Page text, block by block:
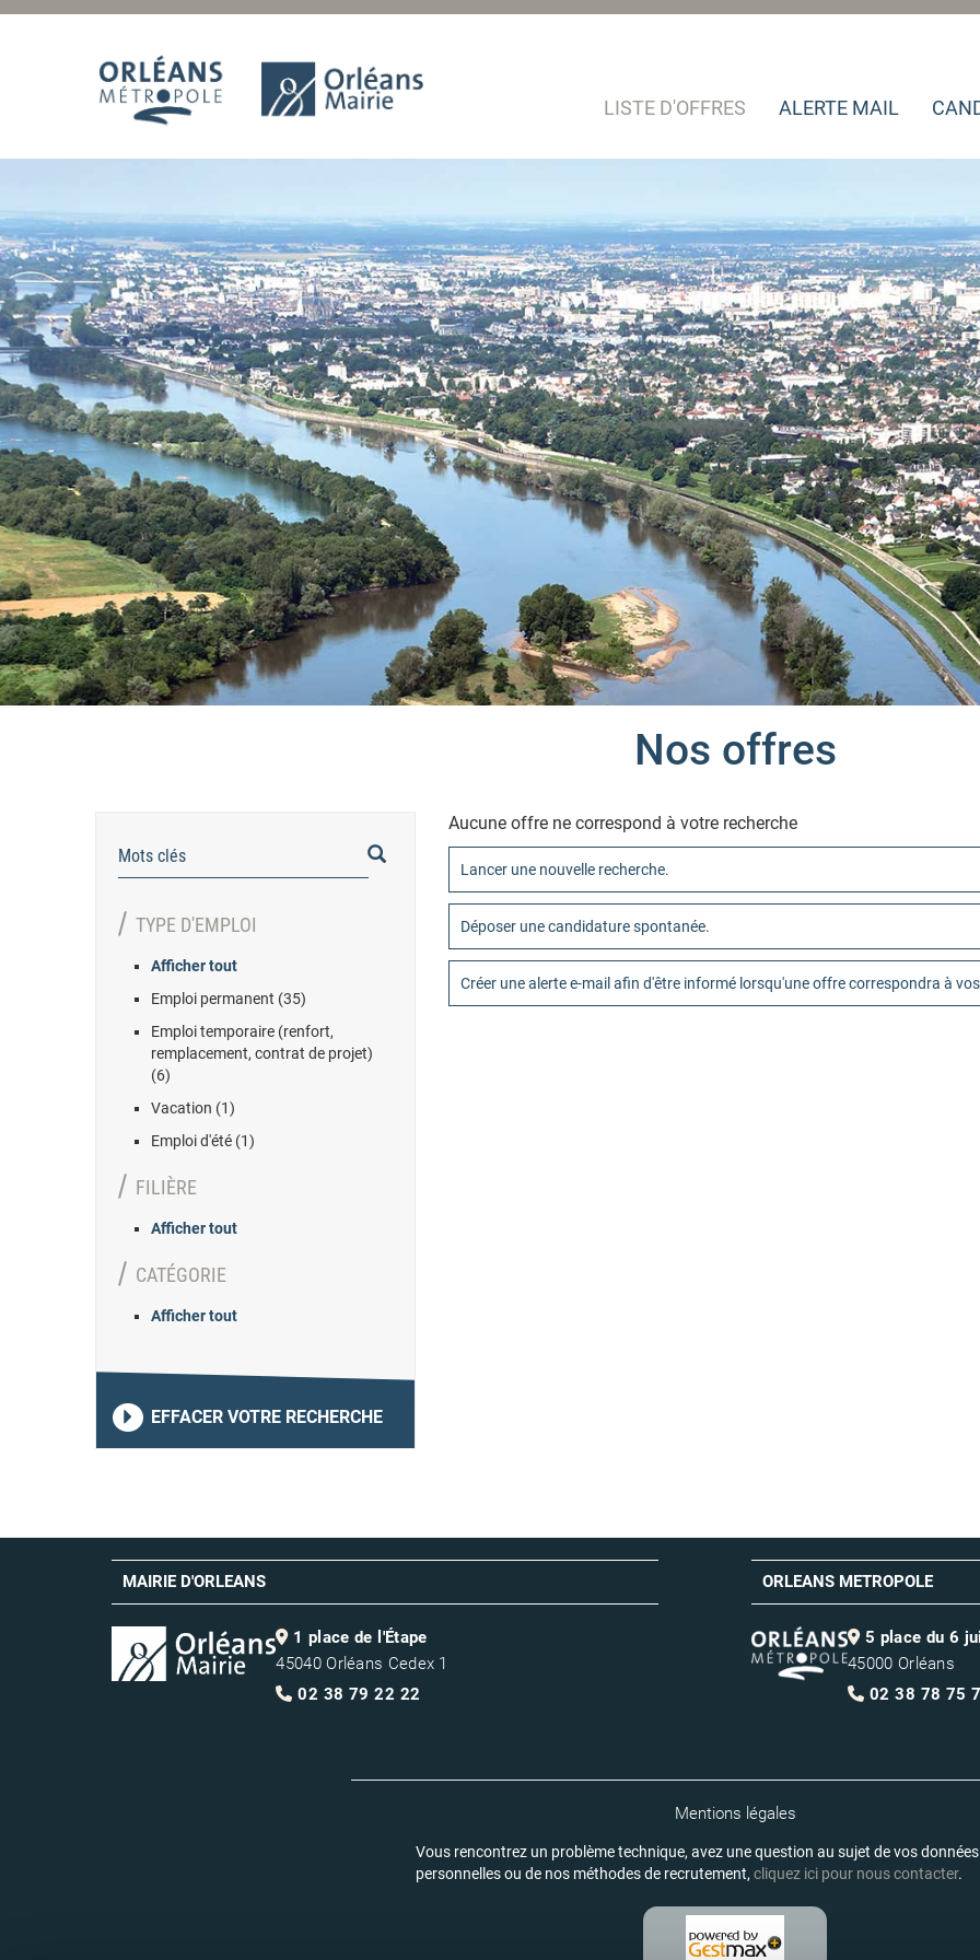
LISTE D'OFFRES ALERTE MAIL
Nos offres
TYPE D'EMPLOI
Afficher tout
Emploi permanent (35)
Emploi temporaire (renfort,
remplacement, contrat de projet)
(6)
Vacation (1)
Emploi d'été (1)
FILIÈRE
Afficher tout
CATÉGORIE
Afficher tout
EFFACER VOTRE RECHERCHE
Aucune offre ne correspond à votre recherche
Lancer une nouvelle recherche.
Déposer une candidature spontanée.
Créer une alerte e-mail afin d'être informé lorsqu'une offre correspondra à
MAIRIE D'ORLEANS
1 place de l'Étape
45040 Orléans Cedex 1
02 38 79 22 22
ORLEANS METROPOLE
5 place du 6
45000 Orléans
02 38 78 75
Mentions légales
Vous rencontrez un problème technique, avez une question au sujet de vos données
personnelles ou de nos méthodes de recrutement, cliquez ici pour nous contacter.
Panneau de gestion des cookies